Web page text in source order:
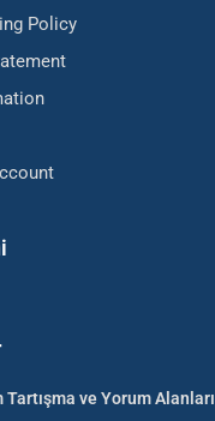
Policy
Tartışma ve Yorum Alanları